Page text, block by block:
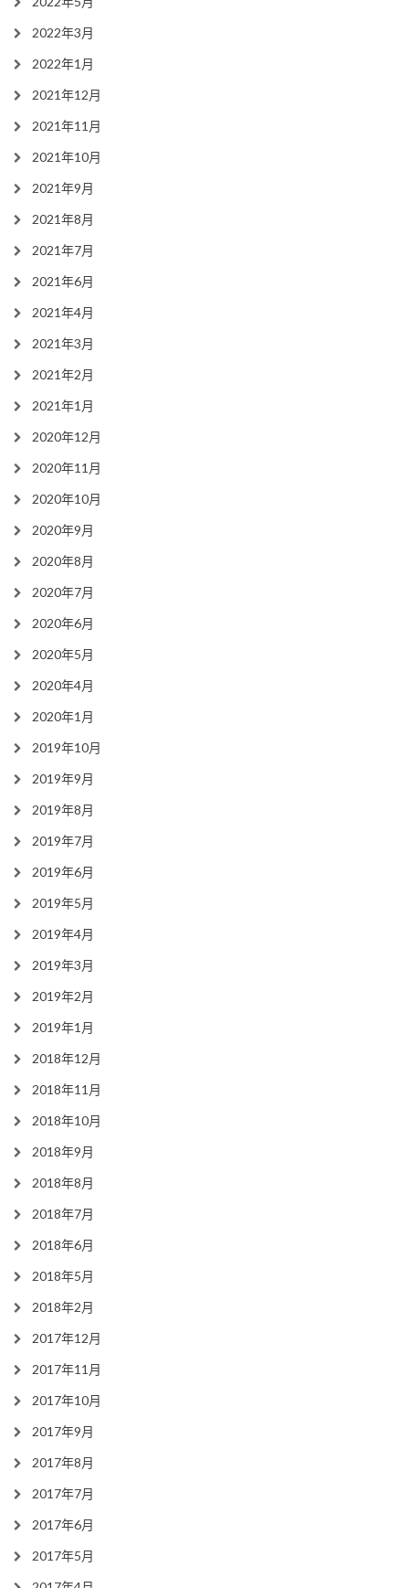
2022年3月
2022年1月
2021年12月
2021年11月
2021年10月
2021年9月
2021年8月
2021年7月
2021年6月
2021年4月
2021年3月
2021年2月
2021年1月
2020年12月
2020年11月
2020年10月
2020年9月
2020年8月
2020年7月
2020年6月
2020年5月
2020年4月
2020年1月
2019年10月
2019年9月
2019年8月
2019年7月
2019年6月
2019年5月
2019年4月
2019年3月
2019年2月
2019年1月
2018年12月
2018年11月
2018年10月
2018年9月
2018年8月
2018年7月
2018年6月
2018年5月
2018年2月
2017年12月
2017年11月
2017年10月
2017年9月
2017年8月
2017年7月
2017年6月
2017年5月